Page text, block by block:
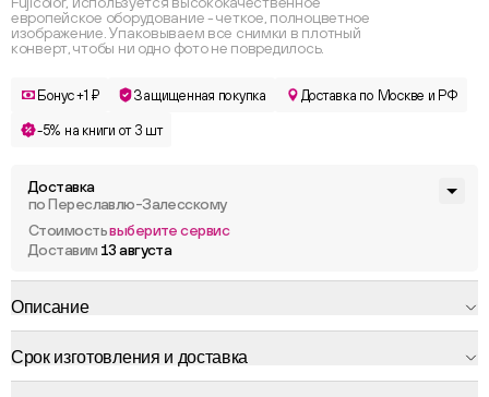
европейское оборудование - четкое, полноцветное
изображение. Упаковываем все снимки в плотный
конверт, чтобы ни одно фото не повредилось.
Бонус +1 ₽ Защищенная покупка Доставка по Москве и РФ
-5% на книги от 3 шт
Доставка
по Переславлю-Залесскому
Стоимостьвыберите сервис
Доставим 13 августа
Описание
Срок изготовления и доставка